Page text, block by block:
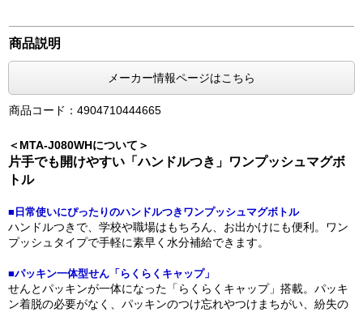
商品説明
メーカー情報ページはこちら
商品コード：4904710444665
＜MTA-J080WHについて＞
片手でも開けやすい「ハンドルつき」ワンプッシュマグボ
トル
■日常使いにぴったりのハンドルつきワンプッシュマグボトル
ハンドルつきで、学校や職場はもちろん、お出かけにも便利。ワン
プッシュタイプで手軽に素早く水分補給できます。
■パッキン一体型せん「らくらくキャップ」
せんとパッキンが一体になった「らくらくキャップ」搭載。パッキ
ン着脱の必要がなく、パッキンのつけ忘れやつけまちがい、紛失の